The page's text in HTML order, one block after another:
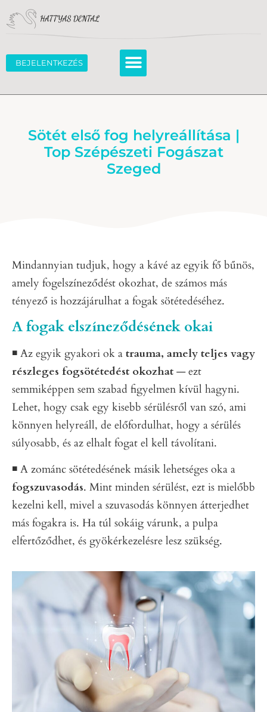
BEJELENTKEZÉS
Sötét első fog helyreállítása |
Top Szépészeti Fogászat
Szeged
Mindannyian tudjuk, hogy a kávé az egyik fő bűnös,
amely fogelszíneződést okozhat, de számos más
tényező is hozzájárulhat a fogak sötétedéséhez.
A fogak elszíneződésének okai
◾️ Az egyik gyakori ok a trauma, amely teljes vagy
részleges fogsötétedést okozhat — ezt
semmiképpen sem szabad figyelmen kívül hagyni.
Lehet, hogy csak egy kisebb sérülésről van szó, ami
könnyen helyreáll, de előfordulhat, hogy a sérülés
súlyosabb, és az elhalt fogat el kell távolítani.
◾️ A zománc sötétedésének másik lehetséges oka a
fogszuvasodás. Mint minden sérülést, ezt is mielőbb
kezelni kell, mivel a szuvasodás könnyen átterjedhet
más fogakra is. Ha túl sokáig várunk, a pulpa
elfertőződhet, és gyökérkezelésre lesz szükség.